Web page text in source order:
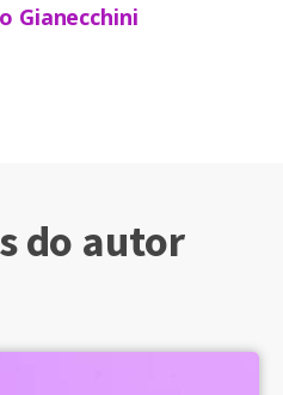
Gianecchini
do autor